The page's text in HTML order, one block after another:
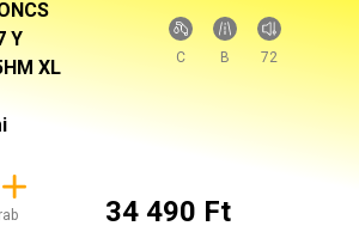
40R17 Y Bravuris 5HM XL FR
gumi
db